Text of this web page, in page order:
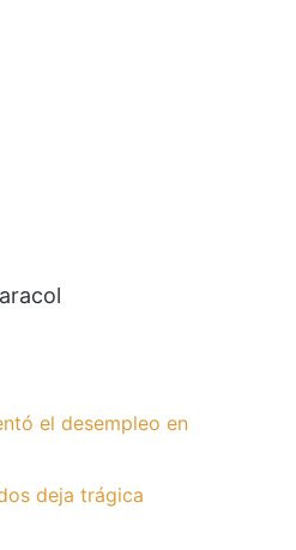
el desempleo en
deja trágica